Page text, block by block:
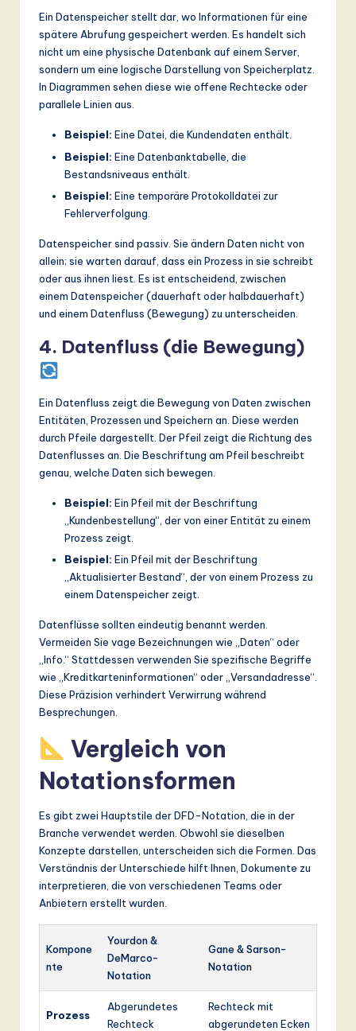
Ein Datenspeicher stellt dar, wo Informationen für eine
spätere Abrufung gespeichert werden. Es handelt sich
nicht um eine physische Datenbank auf einem Server,
sondern um eine logische Darstellung von Speicherplatz.
In Diagrammen sehen diese wie offene Rechtecke oder
parallele Linien aus.
Beispiel: Eine Datei, die Kundendaten enthält.
Beispiel: Eine Datenbanktabelle, die
Bestandsniveaus enthält.
Beispiel: Eine temporäre Protokolldatei zur
Fehlerverfolgung.
Datenspeicher sind passiv. Sie ändern Daten nicht von
allein; sie warten darauf, dass ein Prozess in sie schreibt
oder aus ihnen liest. Es ist entscheidend, zwischen
einem Datenspeicher (dauerhaft oder halbdauerhaft)
und einem Datenfluss (Bewegung) zu unterscheiden.
4. Datenfluss (die Bewegung)
Ein Datenfluss zeigt die Bewegung von Daten zwischen
Entitäten, Prozessen und Speichern an. Diese werden
durch Pfeile dargestellt. Der Pfeil zeigt die Richtung des
Datenflusses an. Die Beschriftung am Pfeil beschreibt
genau, welche Daten sich bewegen.
Beispiel: Ein Pfeil mit der Beschriftung
„Kundenbestellung“, der von einer Entität zu einem
Prozess zeigt.
Beispiel: Ein Pfeil mit der Beschriftung
„Aktualisierter Bestand“, der von einem Prozess zu
einem Datenspeicher zeigt.
Datenflüsse sollten eindeutig benannt werden.
Vermeiden Sie vage Bezeichnungen wie „Daten“ oder
„Info.“ Stattdessen verwenden Sie spezifische Begriffe
wie „Kreditkarteninformationen“ oder „Versandadresse“.
Diese Präzision verhindert Verwirrung während
Besprechungen.
Vergleich von
Notationsformen
Es gibt zwei Hauptstile der DFD-Notation, die in der
Branche verwendet werden. Obwohl sie dieselben
Konzepte darstellen, unterscheiden sich die Formen. Das
Verständnis der Unterschiede hilft Ihnen, Dokumente zu
interpretieren, die von verschiedenen Teams oder
Anbietern erstellt wurden.
Kompone
nte
Yourdon &
DeMarco-
Notation
Gane & Sarson-
Notation
Prozess
Abgerundetes
Rechteck
Rechteck mit
abgerundeten Ecken